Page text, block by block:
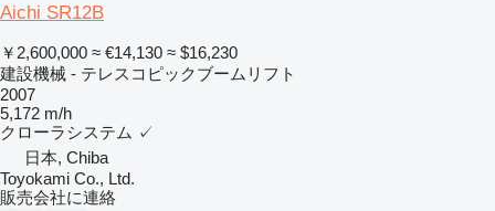
Aichi SR12B
￥2,600,000 ≈ €14,130 ≈ $16,230
建設機械 - テレスコピックブームリフト
2007
5,172 m/h
クローラシステム ✓
日本, Chiba
Toyokami Co., Ltd.
販売会社に連絡